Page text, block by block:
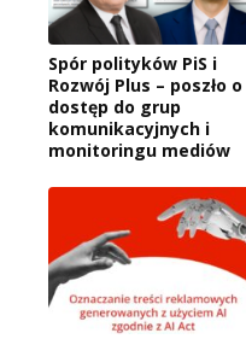
Spór polityków PiS i
Rozwój Plus – poszło o
dostęp do grup
komunikacyjnych i
monitoringu mediów